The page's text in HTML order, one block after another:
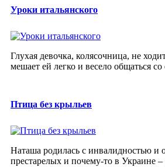
Уроки итальянского
Глухая девочка, колясочница, не
мешает ей легко и весело общаться
Птица без крыльев
Наташа родилась с инвалидностью и
престарелых и почему-то в Украине